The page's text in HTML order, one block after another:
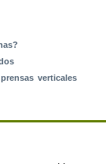
verticales